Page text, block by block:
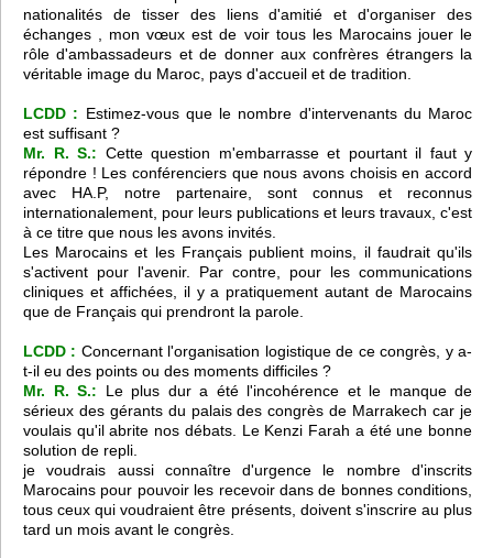
nationalités de tisser des liens d'amitié et d'organiser des
échanges , mon vœux est de voir tous les Marocains jouer le
rôle d'ambassadeurs et de donner aux confrères étrangers la
véritable image du Maroc, pays d'accueil et de tradition.
LCDD : Estimez-vous que le nombre d'intervenants du Maroc
est suffisant ?
Mr. R. S.: Cette question m'embarrasse et pourtant il faut y
répondre ! Les conférenciers que nous avons choisis en accord
avec HA.P, notre partenaire, sont connus et reconnus
internationalement, pour leurs publications et leurs travaux, c'est
à ce titre que nous les avons invités.
Les Marocains et les Français publient moins, il faudrait qu'ils
s'activent pour l'avenir. Par contre, pour les communications
cliniques et affichées, il y a pratiquement autant de Marocains
que de Français qui prendront la parole.
LCDD : Concernant l'organisation logistique de ce congrès, y a-
t-il eu des points ou des moments difficiles ?
Mr. R. S.: Le plus dur a été l'incohérence et le manque de
sérieux des gérants du palais des congrès de Marrakech car je
voulais qu'il abrite nos débats. Le Kenzi Farah a été une bonne
solution de repli.
je voudrais aussi connaître d'urgence le nombre d'inscrits
Marocains pour pouvoir les recevoir dans de bonnes conditions,
tous ceux qui voudraient être présents, doivent s'inscrire au plus
tard un mois avant le congrès.